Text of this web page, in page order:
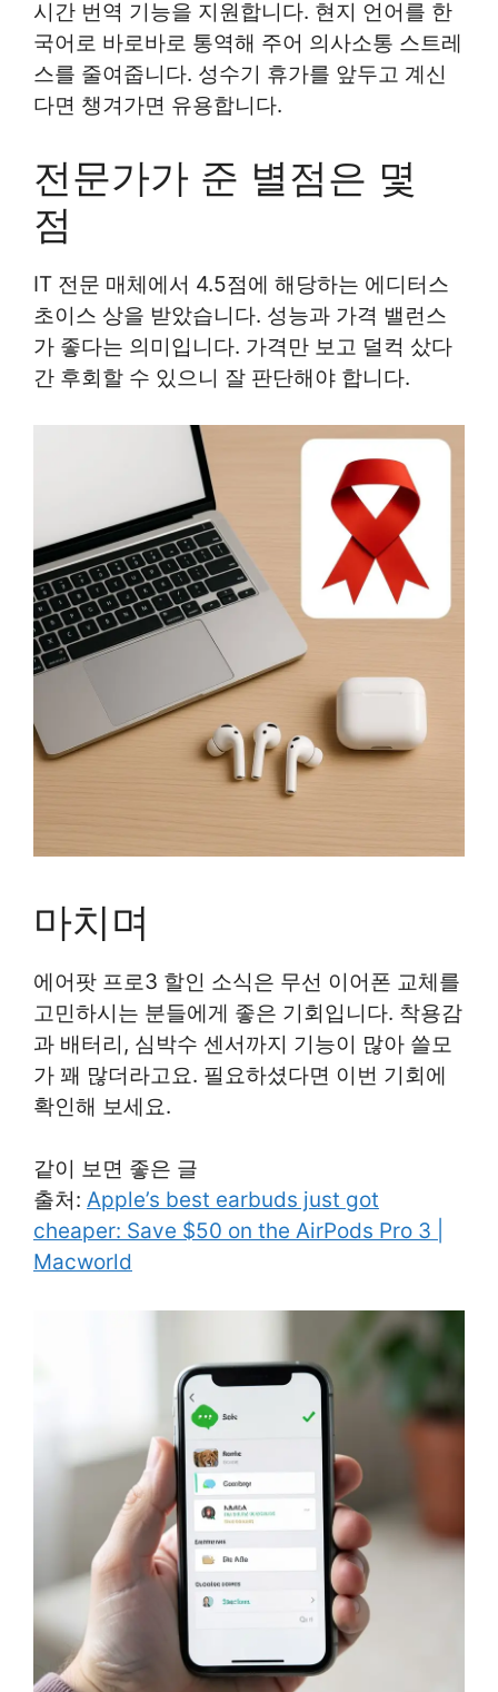
시간 번역 기능을 지원합니다. 현지 언어를 한
국어로 바로바로 통역해 주어 의사소통 스트레
스를 줄여줍니다. 성수기 휴가를 앞두고 계신
다면 챙겨가면 유용합니다.
전문가가 준 별점은 몇
점
IT 전문 매체에서 4.5점에 해당하는 에디터스
초이스 상을 받았습니다. 성능과 가격 밸런스
가 좋다는 의미입니다. 가격만 보고 덜컥 샀다
간 후회할 수 있으니 잘 판단해야 합니다.
마치며
에어팟 프로3 할인 소식은 무선 이어폰 교체를
고민하시는 분들에게 좋은 기회입니다. 착용감
과 배터리, 심박수 센서까지 기능이 많아 쓸모
가 꽤 많더라고요. 필요하셨다면 이번 기회에
확인해 보세요.
같이 보면 좋은 글
출처: Apple’s best earbuds just got
cheaper: Save $50 on the AirPods Pro 3 |
Macworld